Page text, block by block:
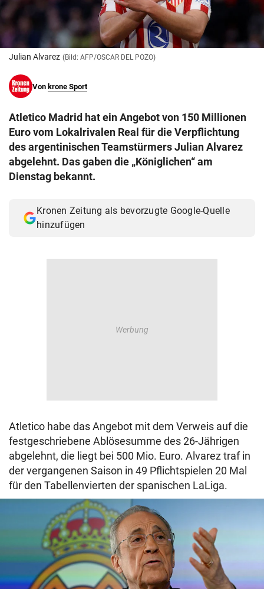
© Krone Multimedia GmbH & Co KG 2026
Muthgasse 2, 1190 Wien
Julian Alvarez (Bild: AFP/OSCAR DEL POZO)
Von krone Sport
Atletico Madrid hat ein Angebot von 150 Millionen
Euro vom Lokalrivalen Real für die Verpflichtung
des argentinischen Teamstürmers Julian Alvarez
abgelehnt. Das gaben die „Königlichen“ am
Dienstag bekannt.
Kronen Zeitung als bevorzugte Google-Quelle
hinzufügen
Atletico habe das Angebot mit dem Verweis auf die
festgeschriebene Ablösesumme des 26-Jährigen
abgelehnt, die liegt bei 500 Mio. Euro. Alvarez traf in
der vergangenen Saison in 49 Pflichtspielen 20 Mal
für den Tabellenvierten der spanischen LaLiga.